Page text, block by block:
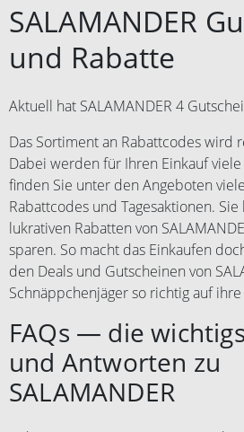
SALAMANDER
und Rabatte
Aktuell hat SALAMANDER 4
Das Sortiment an Rabattcodes wird
Dabei werden für Ihren Einkauf
finden Sie unter den Angeboten
Rabattcodes und Tagesaktionen.
lukrativen Rabatten von
sparen. So macht das Einkaufen
den Deals und Gutscheinen von
Schnäppchenjäger so richtig auf ihre
FAQs — die
und Antworten zu
SALAMANDER